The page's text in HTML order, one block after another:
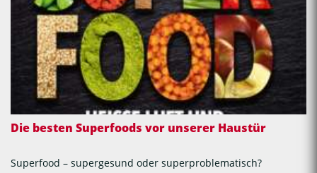
Die besten Superfoods vor unserer Haustür
Superfood – supergesund oder superproblematisch?